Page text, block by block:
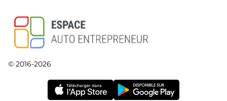
© 2016-2026